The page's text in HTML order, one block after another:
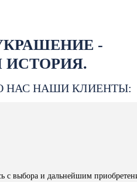
-
ИСТОРИЯ.
НАС НАШИ КЛИЕНТЫ:
с выбора и дальнейшим